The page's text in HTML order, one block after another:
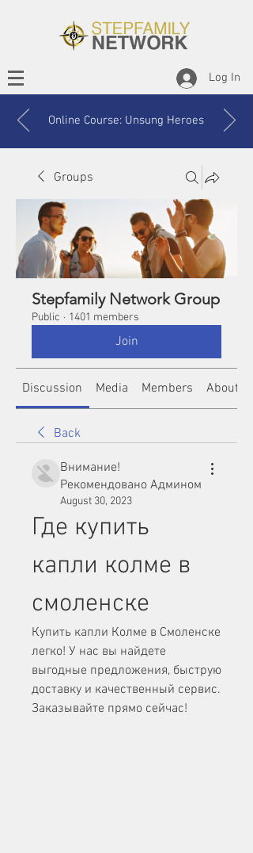
Log In
Online Course: Unsung Heroes
Groups
Stepfamily Network Group
Public · 1401 members
Join
Discussion Media Members About
Back
Внимание!
Рекомендовано Админом
August 30, 2023
Где купить
капли колме в
смоленске
Купить капли Колме в Смоленске
легко! У нас вы найдете
выгодные предложения, быструю
доставку и качественный сервис.
Заказывайте прямо сейчас!